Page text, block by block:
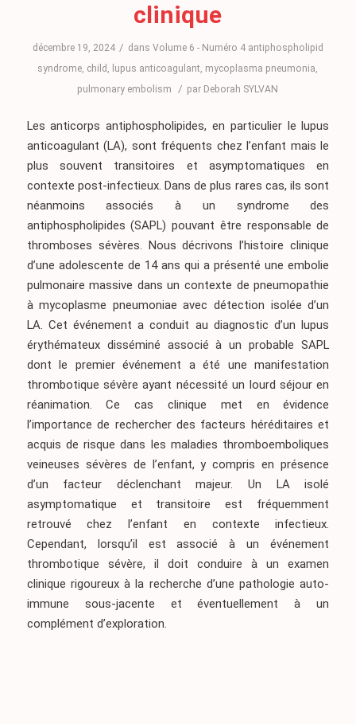
clinique
décembre 19, 2024 / dans Volume 6 - Numéro 4 antiphospholipid
syndrome, child , lupus anticoagulant, mycoplasma pneumonia,
pulmonary embolism
/ par Deborah SYLVAN
Les anticorps antiphospholipides, en particulier le lupus
anticoagulant (LA), sont fréquents chez l’enfant mais le
plus souvent transitoires et asymptomatiques en
contexte post-infectieux. Dans de plus rares cas, ils sont
néanmoins associés à un syndrome des
antiphospholipides (SAPL) pouvant être responsable de
thromboses sévères. Nous décrivons l’histoire clinique
d’une adolescente de 14 ans qui a présenté une embolie
pulmonaire massive dans un contexte de pneumopathie
à mycoplasme pneumoniae avec détection isolée d’un
LA. Cet événement a conduit au diagnostic d’un lupus
érythémateux disséminé associé à un probable SAPL
dont le premier événement a été une manifestation
thrombotique sévère ayant nécessité un lourd séjour en
réanimation. Ce cas clinique met en évidence
l’importance de rechercher des facteurs héréditaires et
acquis de risque dans les maladies thromboemboliques
veineuses sévères de l’enfant, y compris en présence
d’un facteur déclenchant majeur. Un LA isolé
asymptomatique et transitoire est fréquemment
retrouvé chez l’enfant en contexte infectieux.
Cependant, lorsqu’il est associé à un événement
thrombotique sévère, il doit conduire à un examen
clinique rigoureux à la recherche d’une pathologie auto-
immune sous-jacente et éventuellement à un
complément d’exploration.